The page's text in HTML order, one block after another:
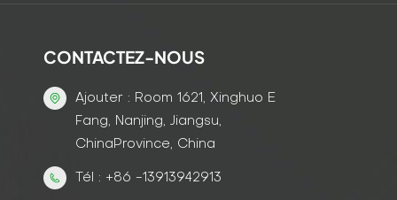
CONTACTEZ-NOUS
Ajouter : Room 1621, Xinghuo E
Fang, Nanjing, Jiangsu,
ChinaProvince, China
Tél : +86 -13913942913